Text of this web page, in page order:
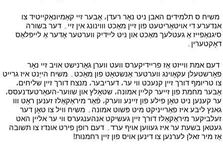
משיח ס תלמידים האבן ניט נאָר רעדן، אָבער זיי קאַמיונאַקייטיד צו
אנדערע די אויטאָריטעט פון זיין מאַכט וווינונג אין זיי۔ דער בשורה
סיגנאַפייז אַ געטלעך מאַכט און ניט ליידיק ווערטער אָדער אַ לייפלאַס
דאָקטערין۔
דעם אמת ווייזט אַז פריידיקערס וועט ווערן גאָרנישט אויב זיי נאָר
פאָרשטעלן עקאָוינג ווערטער אַנשטאָט פון מאַכט۔ משיח הייַנט איז גרייט
צו טריומף דורך זיין קנעכט ווי ער، דעריבער، מנצח דורך זיין שליחים،
אָבער מחמת פון זייער קליין אמונה، שטאָלץ און שווער-העאַרטעדנעסס،
ער קענען ניט טאָן פילע פון ​​זיינע ווערק، פֿאַר מיראַקאַלז זענען ראָט ווו
גאנץ ליבע איז פאַרייניקט מיט פּשוט אמונה۔ משיח וויל צו טאָן דער
זעלביקער מיראַקאַלז דורך זיין געשיקט אנהענגערס ווי ער אליין האט
געטאן בשעת ער איז געווען אויף ערד۔ דעם רופן פירט אונדז צו תשובה
אַז מיר זאלן לערנען צו דינען אויס פון זיין רחמנות!